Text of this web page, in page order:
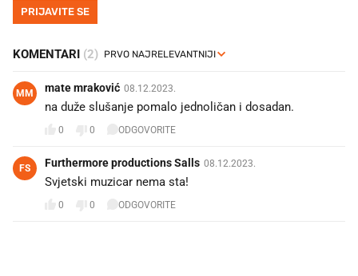
PRIJAVITE SE
KOMENTARI (2)
MM mate mraković 08.12.2023.
na duže slušanje pomalo jednoličan i dosadan.
0 0 ODGOVORITE
FS Furthermore productions Salls 08.12.2023.
Svjetski muzicar nema sta!
0 0 ODGOVORITE